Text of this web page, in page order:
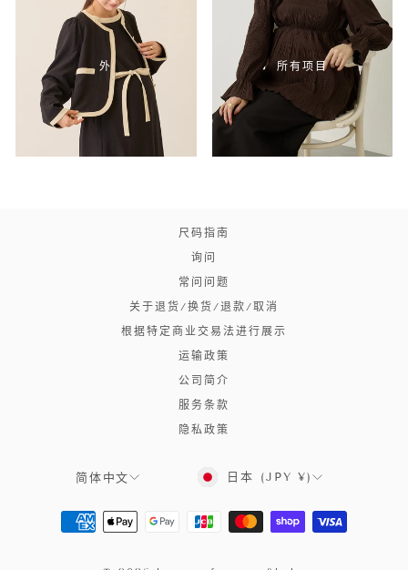
外 所有项目
尺码指南
询问
常问问题
关于退货/换货/退款/取消
根据特定商业交易法进行展示
运输政策
公司简介
服务条款
隐私政策
语
简体中文 日本 (JPY ¥)